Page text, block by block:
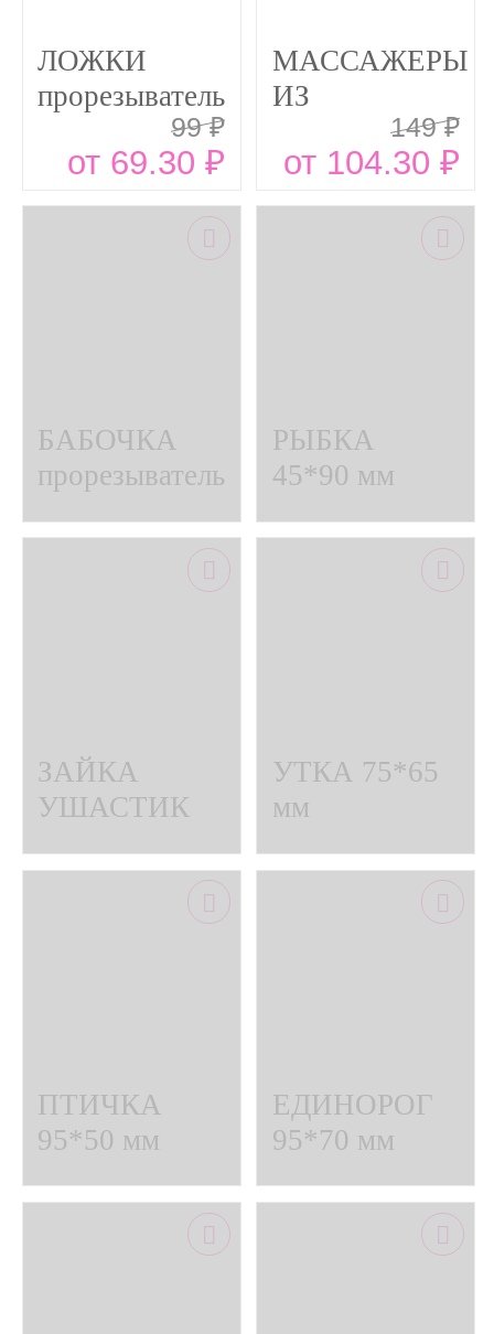
ЛОЖКИ
прорезыватель
можжевельник
99 ₽
от 69.30 ₽
МАССАЖЕРЫ
ИЗ
149 ₽
от 104.30 ₽
БАБОЧКА
прорезыватель
РЫБКА
45*90 мм
можжевельник
ЗАЙКА
УШАСТИК
прорезыватель
УТКА 75*65
мм
можжевельник
ПТИЧКА
95*50 мм
можжевельник
ЕДИНОРОГ
95*70 мм
можжевельник